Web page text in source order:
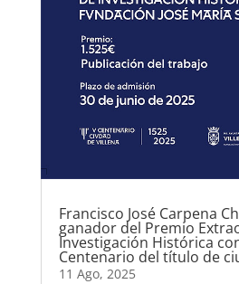
Francisco José Carpena
ganador del Premio
Investigación Histórica
Centenario del título de
11 Ago, 2025